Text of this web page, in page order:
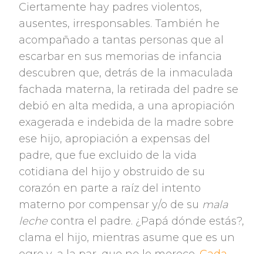
Ciertamente hay padres violentos,
ausentes, irresponsables. También he
acompañado a tantas personas que al
escarbar en sus memorias de infancia
descubren que, detrás de la inmaculada
fachada materna, la retirada del padre se
debió en alta medida, a una apropiación
exagerada e indebida de la madre sobre
ese hijo, apropiación a expensas del
padre, que fue excluido de la vida
cotidiana del hijo y obstruido de su
corazón en parte a raíz del intento
materno por compensar y/o de su mala
leche contra el padre. ¿Papá dónde estás?,
clama el hijo, mientras asume que es un